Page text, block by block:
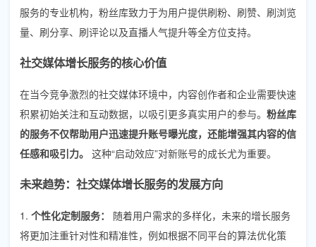
服务的专业机构，粉丝库致力于为用户提供刷粉、刷赞、刷浏览
量、刷分享、刷评论以及直播人气提升等全方位支持。
社交媒体增长服务的核心价值
在当今竞争激烈的社交媒体环境中，内容创作者和企业需要快速
积累初始关注和互动数据，以吸引更多真实用户的参与。 粉丝库
的服务不仅帮助用户迅速提升账号曝光度，还能增强其内容的信
任感和吸引力。 这种“启动效应”对新账号的成长尤为重要。
未来趋势：社交媒体增长服务的发展方向
1. 个性化定制服务：
随着用户需求的多样化，未来的增长服务
将更加注重针对性和精准性，例如根据不同平台的算法优化策